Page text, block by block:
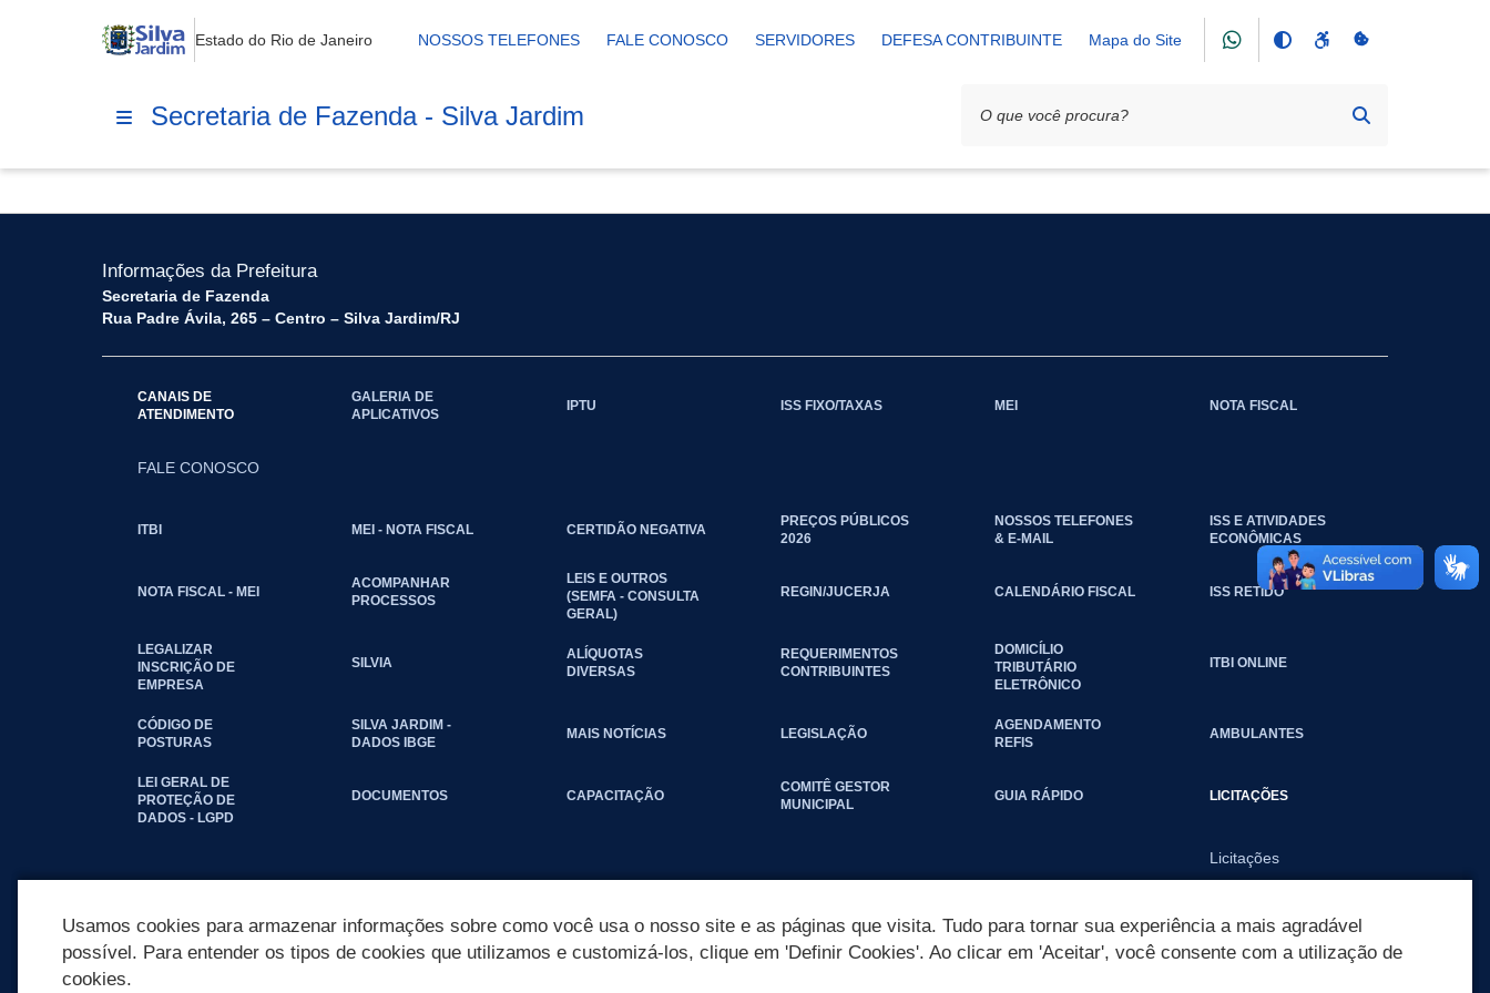
Estado do Rio de Janeiro NOSSOS TELEFONES FALE CONOSCO SERVIDORES DEFESA CONTRIBUINTE Mapa do Site
Secretaria de Fazenda - Silva Jardim
Informações da Prefeitura
Secretaria de Fazenda
Rua Padre Ávila, 265 – Centro – Silva Jardim/RJ
CANAIS DE
ATENDIMENTO
FALE CONOSCO
GALERIA DE
APLICATIVOS
IPTU ISS FIXO/TAXAS MEI NOTA FISCAL
ITBI MEI - NOTA FISCAL CERTIDÃO NEGATIVA
PREÇOS PÚBLICOS
2026
NOSSOS TELEFONES
& E-MAIL
ISS E ATIVIDADES
ECONÔMICAS
NOTA FISCAL - MEI
ACOMPANHAR
PROCESSOS
LEIS E OUTROS
(SEMFA - CONSULTA
GERAL)
REGIN/JUCERJA CALENDÁRIO FISCAL ISS RETIDO
LEGALIZAR
INSCRIÇÃO DE
EMPRESA
SILVIA
ALÍQUOTAS
DIVERSAS
REQUERIMENTOS
CONTRIBUINTES
DOMICÍLIO
TRIBUTÁRIO
ELETRÔNICO
ITBI ONLINE
CÓDIGO DE
POSTURAS
SILVA JARDIM -
DADOS IBGE
MAIS NOTÍCIAS LEGISLAÇÃO
AGENDAMENTO
REFIS
AMBULANTES
LEI GERAL DE
PROTEÇÃO DE
DADOS - LGPD
DOCUMENTOS CAPACITAÇÃO
COMITÊ GESTOR
MUNICIPAL
GUIA RÁPIDO LICITAÇÕES
Licitações
Usamos cookies para armazenar informações sobre como você usa o nosso site e as páginas que visita. Tudo para tornar sua experiência a mais agradável
possível. Para entender os tipos de cookies que utilizamos e customizá-los, clique em 'Definir Cookies'. Ao clicar em 'Aceitar', você consente com a utilização de
cookies.